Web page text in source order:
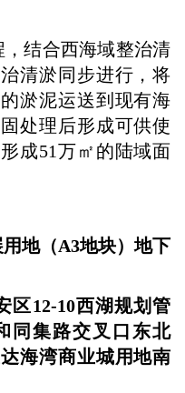
结合西海域整治清
清淤同步进行，将
淤泥运送到现有海
处理后形成可供使
成51万㎡的陆域面
地（A3地块）地下
区12-10西湖规划管
同集路交叉口东北
海湾商业城用地南